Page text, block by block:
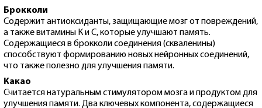
Брокколи
Содержит антиоксиданты, защищающие мозг от повреждений,
а также витамины К и С, которые улучшают память.
Содержащиеся в брокколи соединения (скваленины)
способствуют формированию новых нейронных соединений,
что также полезно для улучшения памяти.
Какао
Считается натуральным стимулятором мозга и продуктом для
улучшения памяти. Два ключевых компонента, содержащиеся